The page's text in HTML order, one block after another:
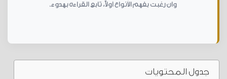
وإن رغبت بفهم الأنواع أولاً، تابع القراءة بهدوء.
جدول المحتويات